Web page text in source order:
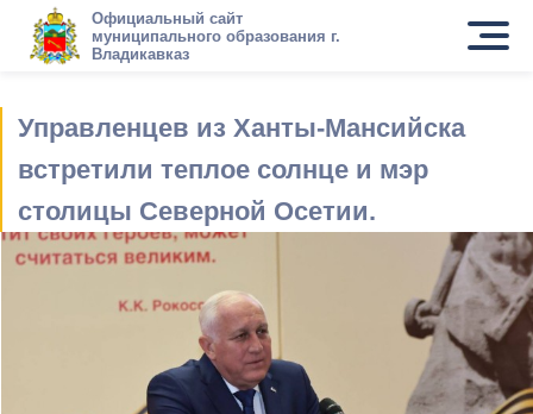
Официальный сайт
муниципального образования г.
Владикавказ
Управленцев из Ханты-Мансийска
встретили теплое солнце и мэр
столицы Северной Осетии.